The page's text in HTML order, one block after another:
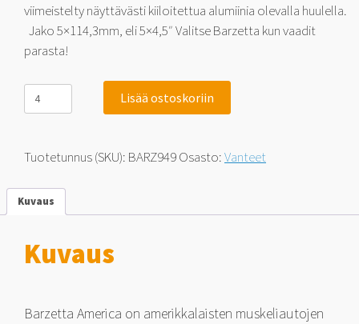
viimeistelty näyttävästi kiiloitettua alumiinia olevalla huulella.
Jako 5×114,3mm, eli 5×4,5″ Valitse Barzetta kun vaadit
parasta!
Barzetta
America
Titanium
5x114.3
Lisää ostoskoriin
Tuotetunnus (SKU): BARZ949Osasto:Vanteet
Kuvaus
Kuvaus
Barzetta America on amerikkalaisten muskeliautojen